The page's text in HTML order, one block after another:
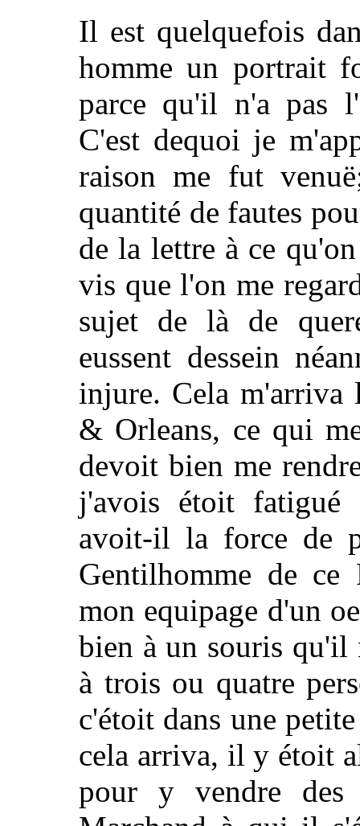
Il est quelquefois
homme un portrait
parce qu'il n'a pas
C'est dequoi je
raison me fut
quantité de fautes
de la lettre à ce
vis que l'on me
sujet de là de
eussent dessein
injure. Cela m'arriva
& Orleans, ce qui
devoit bien me
j'avois étoit
avoit-il la force de
Gentilhomme de
mon equipage d'un
bien à un souris qu'il
à trois ou quatre
c'étoit dans une
cela arriva, il y étoit
pour y vendre